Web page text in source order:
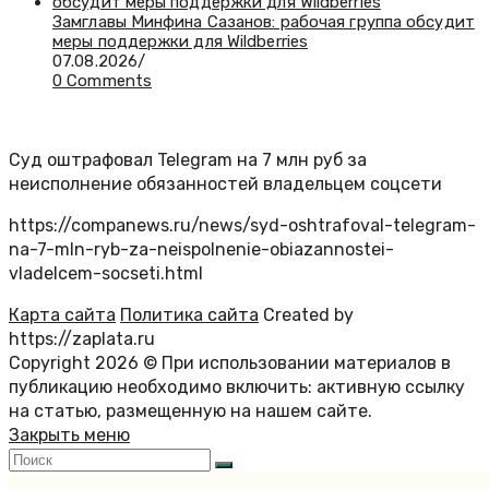
Замглавы Минфина Сазанов: рабочая группа обсудит
меры поддержки для Wildberries
07.08.2026/
0 Comments
Суд оштрафовал Telegram на 7 млн руб за
неисполнение обязанностей владельцем соцсети
https://companews.ru/news/syd-oshtrafoval-telegram-
na-7-mln-ryb-za-neispolnenie-obiazannostei-
vladelcem-socseti.html
Карта сайта Политика сайта Created by
https://zaplata.ru
Copyright 2026 © При использовании материалов в
публикацию необходимо включить: активную ссылку
на статью, размещенную на нашем сайте.
Закрыть меню